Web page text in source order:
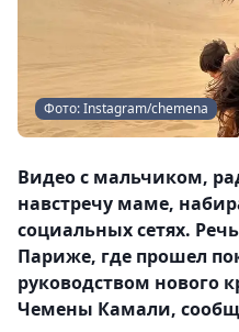
Фото: Instagram/chemena
Видео с мальчиком,
навстречу маме,
социальных сетях.
Париже, где прошел
руководством нового
Чемены Камали,